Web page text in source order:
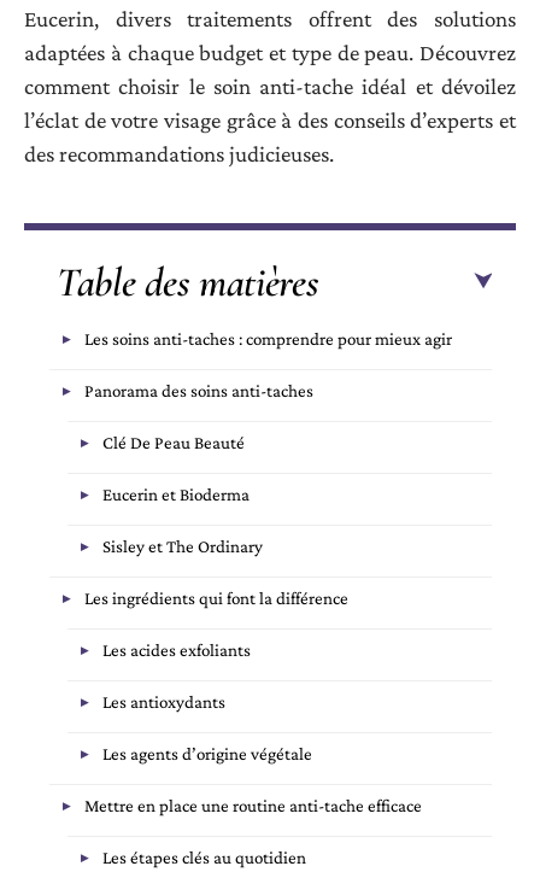
Eucerin, divers traitements offrent des solutions
adaptées à chaque budget et type de peau. Découvrez
comment choisir le soin anti-tache idéal et dévoilez
l’éclat de votre visage grâce à des conseils d’experts et
des recommandations judicieuses.
Table des matières
Les soins anti-taches : comprendre pour mieux agir
Panorama des soins anti-taches
Clé De Peau Beauté
Eucerin et Bioderma
Sisley et The Ordinary
Les ingrédients qui font la différence
Les acides exfoliants
Les antioxydants
Les agents d’origine végétale
Mettre en place une routine anti-tache efficace
Les étapes clés au quotidien